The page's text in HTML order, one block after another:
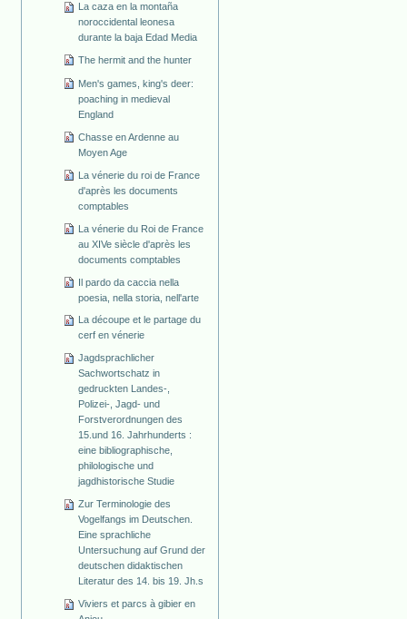
La caza en la montaña
noroccidental leonesa
durante la baja Edad Media
The hermit and the hunter
Men's games, king's deer:
poaching in medieval
England
Chasse en Ardenne au
Moyen Age
La vénerie du roi de France
d'après les documents
comptables
La vénerie du Roi de France
au XIVe siècle d'après les
documents comptables
Il pardo da caccia nella
poesia, nella storia, nell'arte
La découpe et le partage du
cerf en vénerie
Jagdsprachlicher
Sachwortschatz in
gedruckten Landes-,
Polizei-, Jagd- und
Forstverordnungen des
15.und 16. Jahrhunderts :
eine bibliographische,
philologische und
jagdhistorische Studie
Zur Terminologie des
Vogelfangs im Deutschen.
Eine sprachliche
Untersuchung auf Grund der
deutschen didaktischen
Literatur des 14. bis 19. Jh.s
Viviers et parcs à gibier en